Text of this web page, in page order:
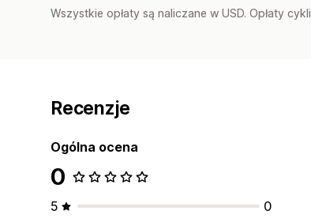
Wszystkie opłaty są naliczane w USD. Opłaty
Recenzje
Ogólna ocena
0
5
0